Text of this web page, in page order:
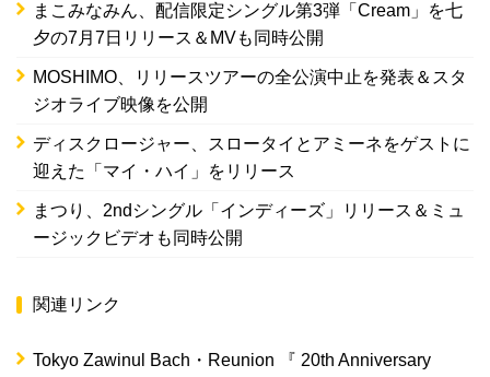
まこみなみん、配信限定シングル第3弾「Cream」を七
夕の7月7日リリース＆MVも同時公開
MOSHIMO、リリースツアーの全公演中止を発表＆スタ
ジオライブ映像を公開
ディスクロージャー、スロータイとアミーネをゲストに
迎えた「マイ・ハイ」をリリース
まつり、2ndシングル「インディーズ」リリース＆ミュ
ージックビデオも同時公開
関連リンク
Tokyo Zawinul Bach・Reunion 『 20th Anniversary